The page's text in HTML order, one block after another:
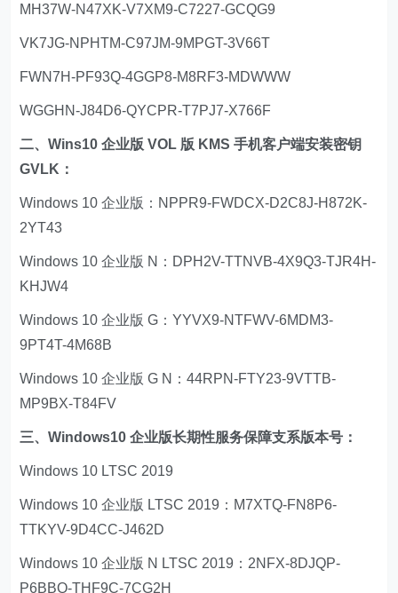
MH37W-N47XK-V7XM9-C7227-GCQG9
VK7JG-NPHTM-C97JM-9MPGT-3V66T
FWN7H-PF93Q-4GGP8-M8RF3-MDWWW
WGGHN-J84D6-QYCPR-T7PJ7-X766F
二、Wins10 企业版 VOL 版 KMS 手机客户端安装密钥
GVLK：
Windows 10 企业版：NPPR9-FWDCX-D2C8J-H872K-
2YT43
Windows 10 企业版 N：DPH2V-TTNVB-4X9Q3-TJR4H-
KHJW4
Windows 10 企业版 G：YYVX9-NTFWV-6MDM3-
9PT4T-4M68B
Windows 10 企业版 G N：44RPN-FTY23-9VTTB-
MP9BX-T84FV
三、Windows10 企业版长期性服务保障支系版本号：
Windows 10 LTSC 2019
Windows 10 企业版 LTSC 2019：M7XTQ-FN8P6-
TTKYV-9D4CC-J462D
Windows 10 企业版 N LTSC 2019：2NFX-8DJQP-
P6BBQ-THF9C-7CG2H